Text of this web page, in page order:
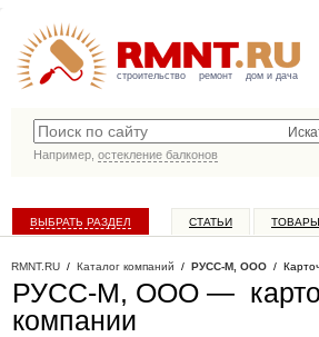
строительство ремонт дом и дача
Например, остекление балконов
ВЫБРАТЬ РАЗДЕЛ СТАТЬИ ТОВАРЫ
RMNT.RU / Каталог компаний / РУСС-М, ООО /
РУСС-М, ООО —
компании